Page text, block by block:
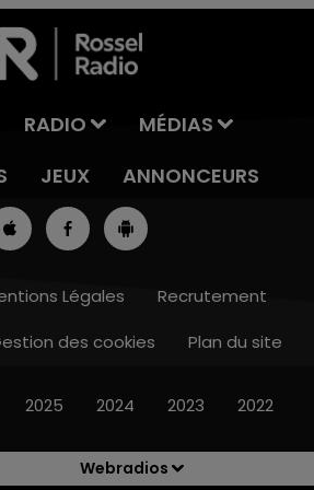
Webradios
13h00 - 16h00
RADIO
MÉDIAS
JEUX ANNONCEURS
Légales
Recrutement
des cookies Plan du site
2025 2024 2023 2022